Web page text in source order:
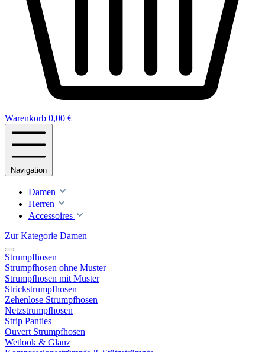
Warenkorb 0,00 €
Navigation
Damen
Herren
Accessoires
Zur Kategorie Damen
Strumpfhosen
Strumpfhosen ohne Muster
Strumpfhosen mit Muster
Strickstrumpfhosen
Zehenlose Strumpfhosen
Netzstrumpfhosen
Strip Panties
Ouvert Strumpfhosen
Wetlook & Glanz